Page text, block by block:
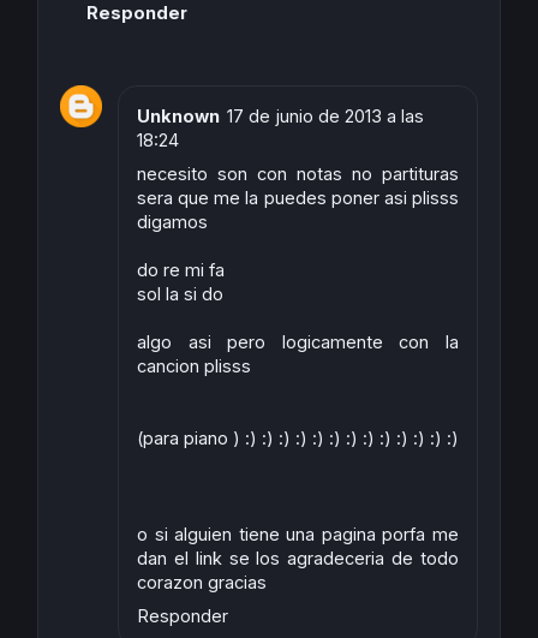
Responder
Unknown 17 de junio de 2013 a las
18:24
necesito son con notas no partituras
sera que me la puedes poner asi plisss
digamos
do re mi fa
sol la si do
algo asi pero logicamente con la
cancion plisss
(para piano ) :) :) :) :) :) :) :) :) :) :) :) :) :)
o si alguien tiene una pagina porfa me
dan el link se los agradeceria de todo
corazon gracias
Responder